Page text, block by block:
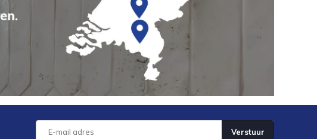
Verstuur